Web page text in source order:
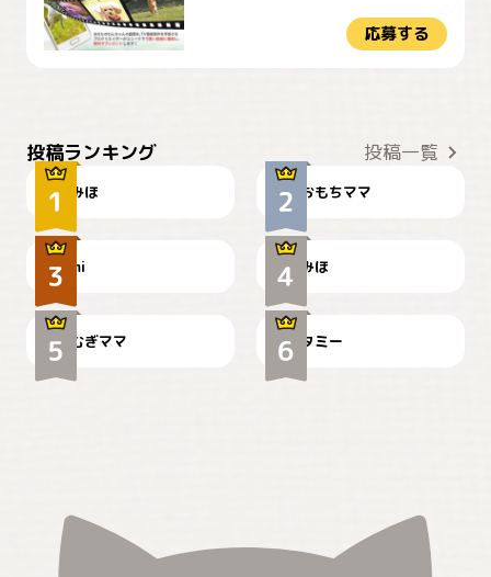
応募する
投稿ランキング 投稿一覧
みほ おもちママ
可愛い？
mi
見てるぞぉ
みほ
🌻とむぎ！
むぎママ
ドーベルマンのお友達邸に
て
タミー